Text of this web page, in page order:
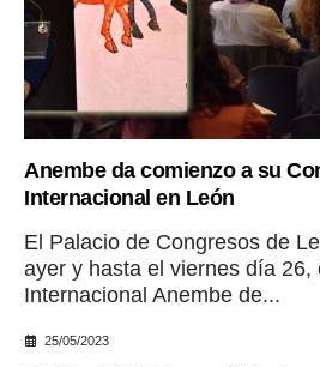
Anembe da comienzo a su
Internacional en León
El Palacio de Congresos de
ayer y hasta el viernes día 26,
Internacional Anembe de...
25/05/2023